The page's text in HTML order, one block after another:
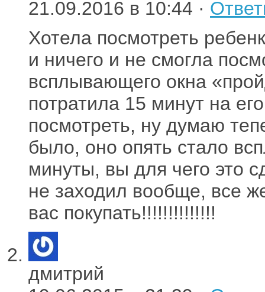
21.09.2016 в 10:44 ·
Хотела посмотреть
и ничего и не смогла
всплывающего окна
потратила 15 минут на
посмотреть, ну думаю
было, оно опять стало
минуты, вы для чего это
не заходил вообще, все
вас покупать!!!!!!!!!!!!!!
дмитрий